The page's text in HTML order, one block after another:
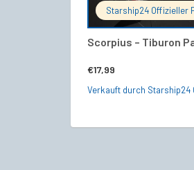
Starship24 Offizieller
Scorpius – Tiburon
€17,99
Verkauft durch Starship24